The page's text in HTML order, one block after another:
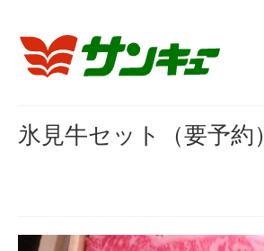
氷見牛セット（要予約）